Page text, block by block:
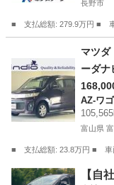
クル
ｔｈ
長野市
■ 支払総額: 279.9万円 ■
マツダ
マツ
ーダ
ー ス
ト Ｈ
AZ-ワ
富山県
■ 支払総額: 23.8万円 ■ 車
富山 富山市 AZ-ワ
【自